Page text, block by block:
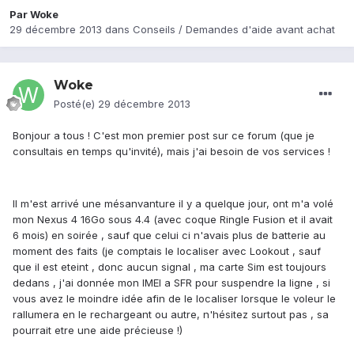
ParWoke
29 décembre 2013 dans Conseils / Demandes d'aide avant achat
Woke
Posté(e) 29 décembre 2013
Bonjour a tous ! C'est mon premier post sur ce forum (que je
consultais en temps qu'invité), mais j'ai besoin de vos services !
Il m'est arrivé une mésanvanture il y a quelque jour, ont m'a volé
mon Nexus 4 16Go sous 4.4 (avec coque Ringle Fusion et il avait
6 mois) en soirée , sauf que celui ci n'avais plus de batterie au
moment des faits (je comptais le localiser avec Lookout , sauf
que il est eteint , donc aucun signal , ma carte Sim est toujours
dedans , j'ai donnée mon IMEI a SFR pour suspendre la ligne , si
vous avez le moindre idée afin de le localiser lorsque le voleur le
rallumera en le rechargeant ou autre, n'hésitez surtout pas , sa
pourrait etre une aide précieuse !)